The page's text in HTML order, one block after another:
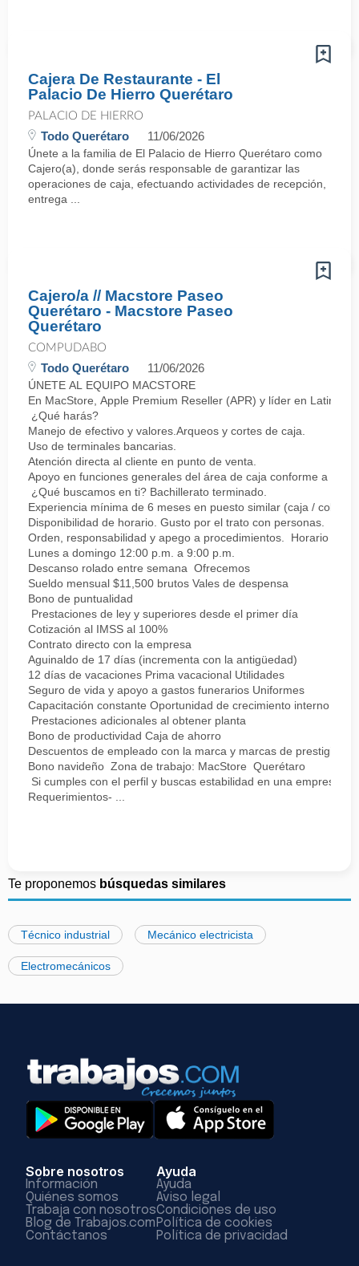
Cajera De Restaurante - El
Palacio De Hierro Querétaro
PALACIO DE HIERRO
Todo Querétaro 11/06/2026
Únete a la familia de El Palacio de Hierro Querétaro como
Cajero(a), donde serás responsable de garantizar las
operaciones de caja, efectuando actividades de recepción,
entrega ...
Cajero/a // Macstore Paseo
Querétaro - Macstore Paseo
Querétaro
COMPUDABO
Todo Querétaro 11/06/2026
ÚNETE AL EQUIPO MACSTORE
En MacStore, Apple Premium Reseller (APR) y líder en
¿Qué harás?
Manejo de efectivo y valores.Arqueos y cortes de caja.
Uso de terminales bancarias.
Atención directa al cliente en punto de venta.
Apoyo en funciones generales del área de caja conforme a
¿Qué buscamos en ti? Bachillerato terminado.
Experiencia mínima de 6 meses en puesto similar (caja / cobro).
Disponibilidad de horario. Gusto por el trato con personas.
Orden, responsabilidad y apego a procedimientos. Horario
Lunes a domingo 12:00 p.m. a 9:00 p.m.
Descanso rolado entre semana Ofrecemos
Sueldo mensual $11,500 brutos Vales de despensa
Bono de puntualidad
Prestaciones de ley y superiores desde el primer día
Cotización al IMSS al 100%
Contrato directo con la empresa
Aguinaldo de 17 días (incrementa con la antigüedad)
12 días de vacaciones Prima vacacional Utilidades
Seguro de vida y apoyo a gastos funerarios Uniformes
Capacitación constante Oportunidad de crecimiento interno
Prestaciones adicionales al obtener planta
Bono de productividad Caja de ahorro
Descuentos de empleado con la marca y marcas de prestigio
Bono navideño Zona de trabajo: MacStore Querétaro
Si cumples con el perfil y buscas estabilidad en una empresa
Requerimientos- ...
Te proponemos búsquedas similares
Técnico industrial Mecánico electricista
Electromecánicos
Sobre nosotros
Información
Quiénes somos
Trabaja con nosotros
Blog de Trabajos.com
Contáctanos
Ayuda
Ayuda
Aviso legal
Condiciones de uso
Política de cookies
Política de privacidad